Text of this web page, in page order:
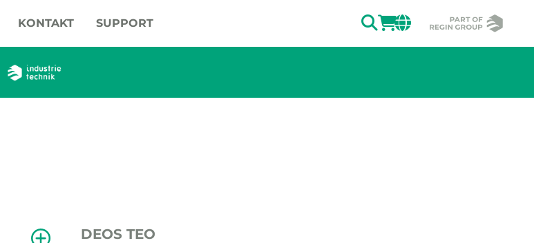
KONTAKT SUPPORT SÖKLOGGA IN
CHANGE
Visa förstoring av bilden.
DEOS TEO